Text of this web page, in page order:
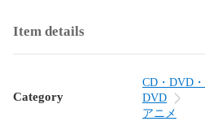
Item details
Category
CD・DVD
DVD
アニメ